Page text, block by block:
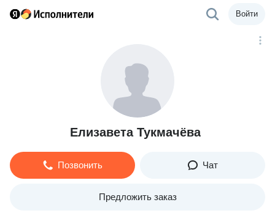
Войти
Елизавета Тукмачёва
Позвонить Чат
Предложить заказ